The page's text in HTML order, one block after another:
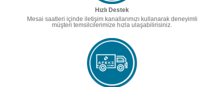
Hızlı Destek
Mesai saatleri içinde iletişim kanallarımızı kullanarak deneyimli
müşteri temsilcilerimize hızla ulaşabilirisiniz.